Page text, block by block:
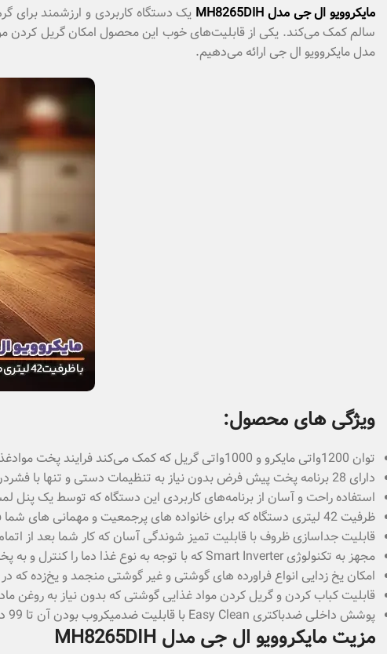
مایکروویو ال جی مدل MH8265DIH
یک دستگاه کاربردی و ارزشمند برای
سالم کمک می‌کند. یکی از قابلیت‌های خوب این محصول امکان گریل کردن
مدل مایکروویو ال جی ارائه می‌دهیم.
ویژگی های محصول:
توان 1200واتی مایکرو و 1000واتی گریل که کمک می‌کند فرایند پخت موادغذایی براحتی و در زمانی کوتاه انجام شود.
دارای 28 برنامه پخت پیش فرض بدون نیاز به تنظیمات دستی و تنها با فشردن یک دکمه غذای خود را آماده می‌کنید.
استفاده راحت و آسان از برنامه‌های کاربردی این دستگاه که توسط یک پنل
ظرفیت 42 لیتری دستگاه که برای خانواده های پرجمعیت و مهمانی‌ های شما فوق العـاده مناسـب و ایـده آل است.
قابلیت جداسازی ظروف با قابلیت تمیز شوندگی آسان که کار شما بعد از
مجهز به تکنولوژی Smart Inverter که با توجه به نوع غذا دما را کنترل و به پخت دقیق و با کیفیت غذا کمک می‌کند.
امکان یخ زدایی انواع فراورده های گوشتی و غیر گوشتی منجمد و یخ‌زده که
قابلیت کباب کردن و گریل کردن مواد غذایی گوشتی که بدون نیاز به روغن
پوشش داخلی ضدباکتری Easy Clean با قابلیت ضدمیکروب بودن آن تا 99 درصد تمیزکردن آن را راحت و ساده می‌کند.
مزیت مایکروویو ال جی مدل MH8265DIH